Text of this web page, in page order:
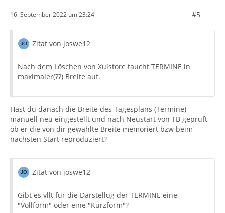
16. September 2022 um 23:24 #5
Zitat von joswe12
Nach dem Löschen von Xulstore taucht TERMINE in
maximaler(??) Breite auf.
Hast du danach die Breite des Tagesplans (Termine)
manuell neu eingestellt und nach Neustart von TB geprüft,
ob er die von dir gewählte Breite memoriert bzw beim
nächsten Start reproduziert?
Zitat von joswe12
Gibt es vllt für die Darstellug der TERMINE eine
"Vollform" oder eine "Kurzform"?